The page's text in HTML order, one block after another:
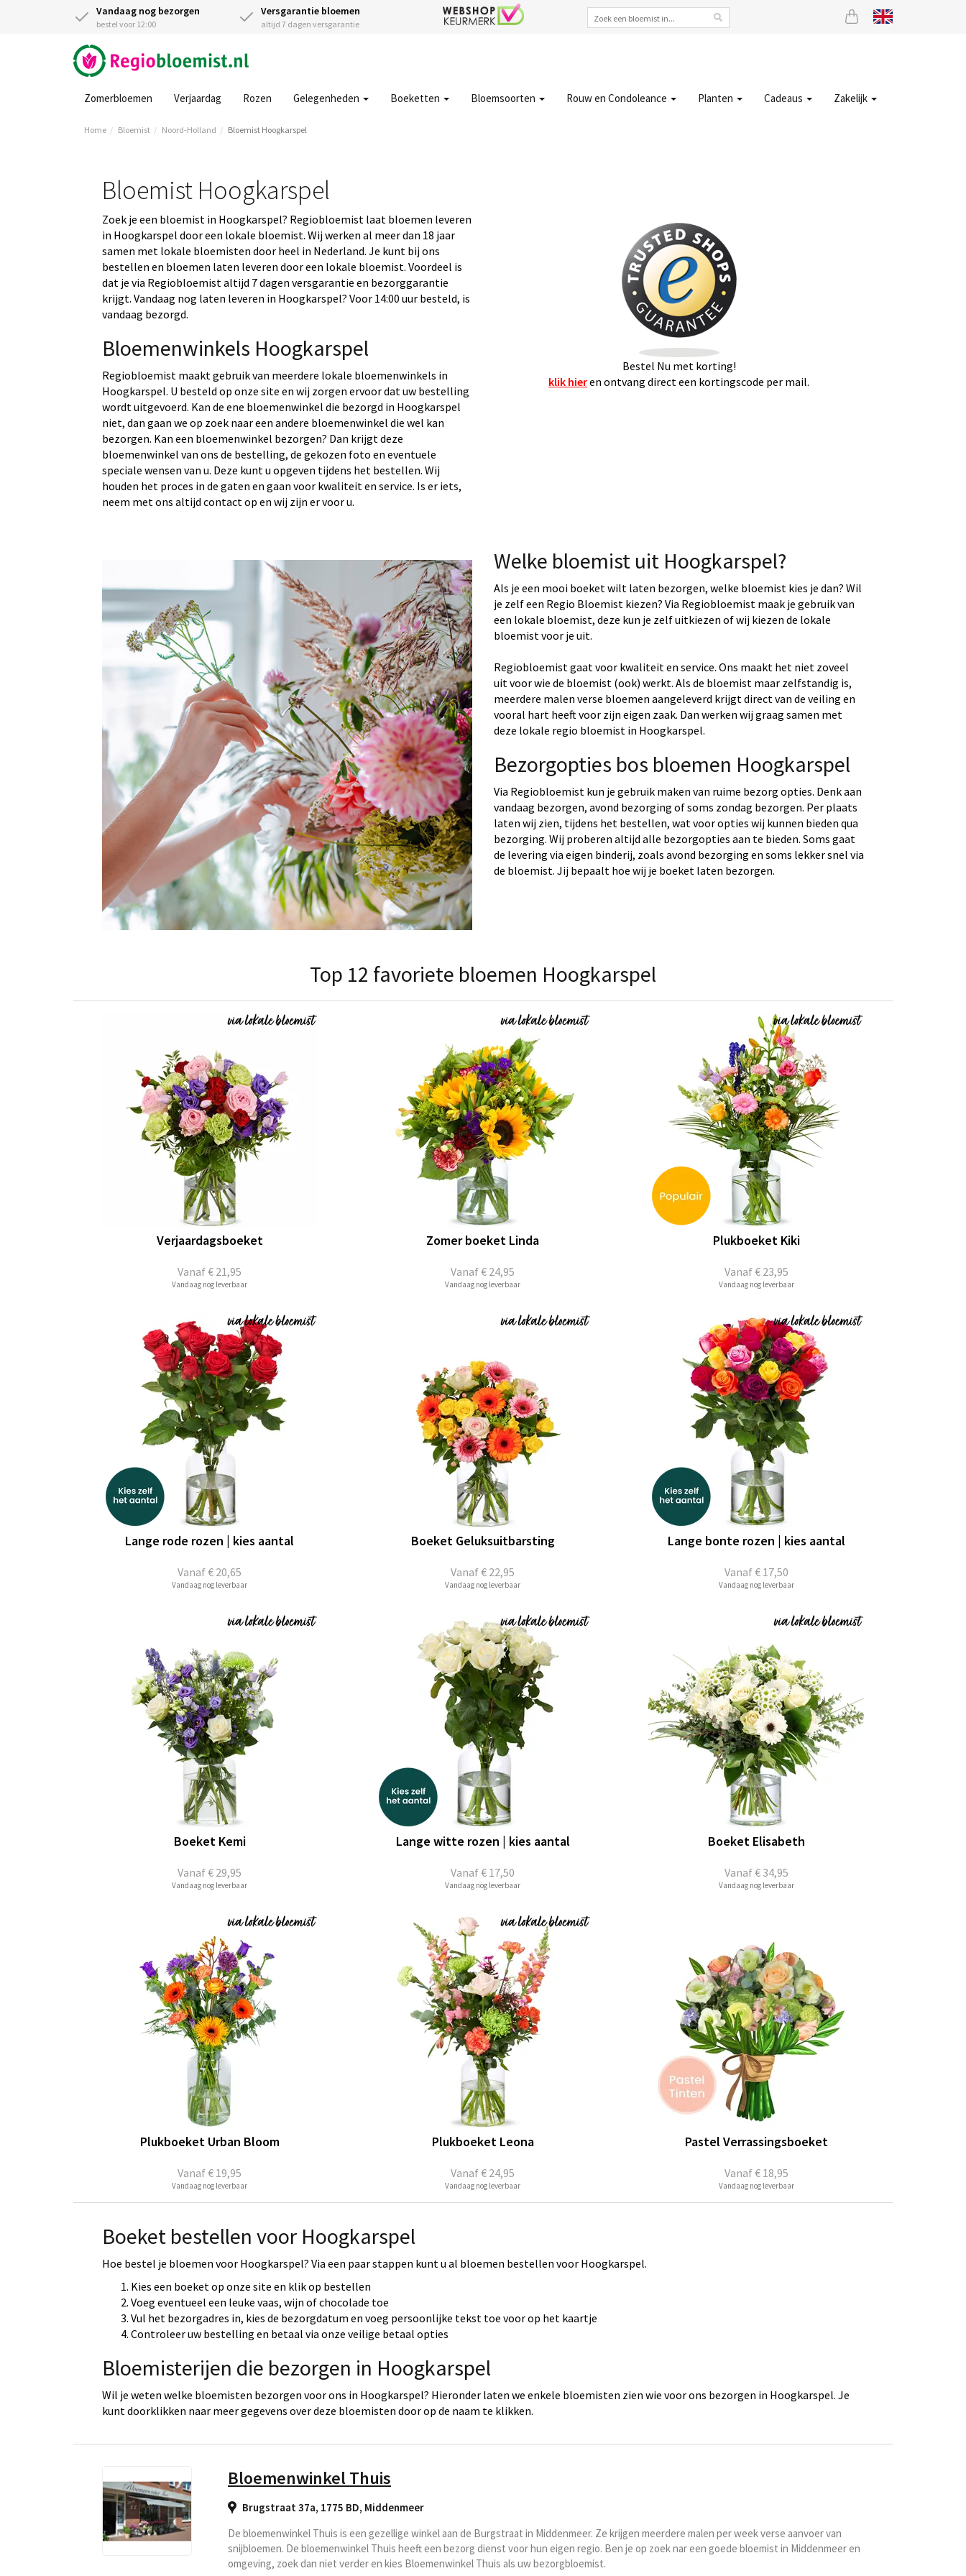
Vandaag nog bezorgen
bestel voor 12:00
Versgarantie bloemen
altijd 7 dagen versgarantie
Zomerbloemen Verjaardag Rozen Gelegenheden Boeketten Bloemsoorten Rouw en Condoleance Planten Cadeaus Zakelijk
Home Bloemist Noord-Holland Bloemist Hoogkarspel
Bloemist Hoogkarspel
Zoek je een bloemist in Hoogkarspel? Regiobloemist laat bloemen leveren
in Hoogkarspel door een lokale bloemist. Wij werken al meer dan 18 jaar
samen met lokale bloemisten door heel in Nederland. Je kunt bij ons
bestellen en bloemen laten leveren door een lokale bloemist. Voordeel is
dat je via Regiobloemist altijd 7 dagen versgarantie en bezorggarantie
krijgt. Vandaag nog laten leveren in Hoogkarspel? Voor 14:00 uur besteld, is
vandaag bezorgd.
Bloemenwinkels Hoogkarspel
Regiobloemist maakt gebruik van meerdere lokale bloemenwinkels in
Hoogkarspel. U besteld op onze site en wij zorgen ervoor dat uw bestelling
wordt uitgevoerd. Kan de ene bloemenwinkel die bezorgd in Hoogkarspel
niet, dan gaan we op zoek naar een andere bloemenwinkel die wel kan
bezorgen. Kan een bloemenwinkel bezorgen? Dan krijgt deze
bloemenwinkel van ons de bestelling, de gekozen foto en eventuele
speciale wensen van u. Deze kunt u opgeven tijdens het bestellen. Wij
houden het proces in de gaten en gaan voor kwaliteit en service. Is er iets,
neem met ons altijd contact op en wij zijn er voor u.
Bestel Nu met korting!
klik hieren ontvang direct een kortingscode per mail.
Welke bloemist uit Hoogkarspel?
Als je een mooi boeket wilt laten bezorgen, welke bloemist kies je dan? Wil
je zelf een Regio Bloemist kiezen? Via Regiobloemist maak je gebruik van
een lokale bloemist, deze kun je zelf uitkiezen of wij kiezen de lokale
bloemist voor je uit.
Regiobloemist gaat voor kwaliteit en service. Ons maakt het niet zoveel
uit voor wie de bloemist (ook) werkt. Als de bloemist maar zelfstandig is,
meerdere malen verse bloemen aangeleverd krijgt direct van de veiling en
vooral hart heeft voor zijn eigen zaak. Dan werken wij graag samen met
deze lokale regio bloemist in Hoogkarspel.
Bezorgopties bos bloemen Hoogkarspel
Via Regiobloemist kun je gebruik maken van ruime bezorg opties. Denk aan
vandaag bezorgen, avond bezorging of soms zondag bezorgen. Per plaats
laten wij zien, tijdens het bestellen, wat voor opties wij kunnen bieden qua
bezorging. Wij proberen altijd alle bezorgopties aan te bieden. Soms gaat
de levering via eigen binderij, zoals avond bezorging en soms lekker snel via
de bloemist. Jij bepaalt hoe wij je boeket laten bezorgen.
Top 12 favoriete bloemen Hoogkarspel
Vanaf€ 21,95
Verjaardagsboeket
Vandaag nog leverbaar
Vanaf€ 24,95
Zomer boeket Linda
Vandaag nog leverbaar
Vanaf€ 23,95
Plukboeket Kiki
Vandaag nog leverbaar
Vanaf€ 20,65
Lange rode rozen | kies aantal
Vandaag nog leverbaar
Vanaf€ 22,95
Boeket Geluksuitbarsting
Vandaag nog leverbaar
Vanaf€ 17,50
Lange bonte rozen | kies aantal
Vandaag nog leverbaar
Vanaf€ 29,95
Boeket Kemi
Vandaag nog leverbaar
Vanaf€ 17,50
Lange witte rozen | kies aantal
Vandaag nog leverbaar
Vanaf€ 34,95
Boeket Elisabeth
Vandaag nog leverbaar
Vanaf€ 19,95
Plukboeket Urban Bloom
Vandaag nog leverbaar
Vanaf€ 24,95
Plukboeket Leona
Vandaag nog leverbaar
Vanaf€ 18,95
Pastel Verrassingsboeket
Vandaag nog leverbaar
Boeket bestellen voor Hoogkarspel
Hoe bestel je bloemen voor Hoogkarspel? Via een paar stappen kunt u al bloemen bestellen voor Hoogkarspel.
Kies een boeket op onze site en klik op bestellen
Voeg eventueel een leuke vaas, wijn of chocolade toe
Vul het bezorgadres in, kies de bezorgdatum en voeg persoonlijke tekst toe voor op het kaartje
Controleer uw bestelling en betaal via onze veilige betaal opties
Bloemisterijen die bezorgen in Hoogkarspel
Wil je weten welke bloemisten bezorgen voor ons in Hoogkarspel? Hieronder laten we enkele bloemisten zien wie voor ons bezorgen in Hoogkarspel. Je
kunt doorklikken naar meer gegevens over deze bloemisten door op de naam te klikken.
Bloemenwinkel Thuis
Brugstraat 37a, 1775 BD, Middenmeer
De bloemenwinkel Thuis is een gezellige winkel aan de Burgstraat in Middenmeer. Ze krijgen meerdere malen per week verse aanvoer van
snijbloemen. De bloemenwinkel Thuis heeft een bezorg dienst voor hun eigen regio. Ben je op zoek nar een goede bloemist in Middenmeer en
omgeving, zoek dan niet verder en kies Bloemenwinkel Thuis als uw bezorgbloemist.